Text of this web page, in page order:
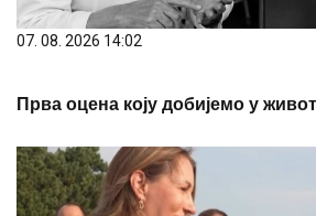
07. 08. 2026 14:02
Прва оцена коју добијемо у